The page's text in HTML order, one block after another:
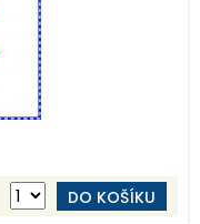
DO KOŠÍKU